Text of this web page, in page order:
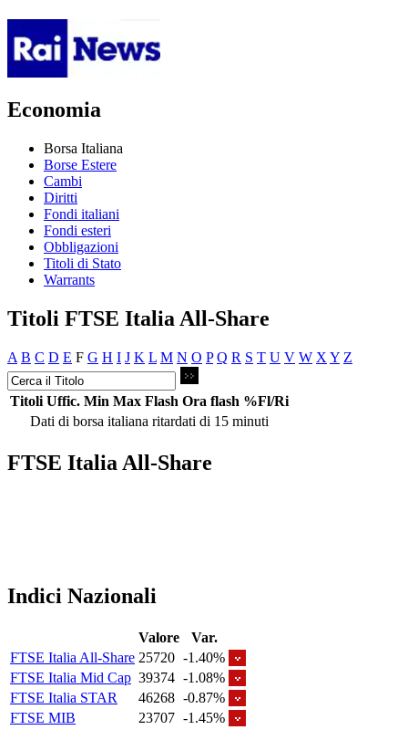
Economia
Borsa Italiana
Borse Estere
Cambi
Diritti
Fondi italiani
Fondi esteri
Obbligazioni
Titoli di Stato
Warrants
Titoli FTSE Italia All-Share
A B C D E F G H I J K L M N O P Q R S T U V W X Y Z
Titoli Uffic. Min Max Flash Ora flash %Fl/Ri
Dati di borsa italiana ritardati di 15 minuti
FTSE Italia All-Share
Indici Nazionali
Valore
Var.
FTSE Italia All-Share 25720 -1.40%
FTSE Italia Mid Cap 39374 -1.08%
FTSE Italia STAR
46268 -0.87%
FTSE MIB
23707 -1.45%